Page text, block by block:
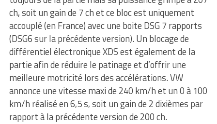
ch, soit un gain de 7 ch et ce bloc est uniquement
accouplé (en France) avec une boite DSG 7 rapports
(DSG6 sur la précédente version). Un blocage de
différentiel électronique XDS est également de la
partie afin de réduire le patinage et d’offrir une
meilleure motricité lors des accélérations. VW
annonce une vitesse maxi de 240 km/h et un 0 à 100
km/h réalisé en 6,5 s, soit un gain de 2 dixièmes par
rapport à la précédente version de 200 ch.